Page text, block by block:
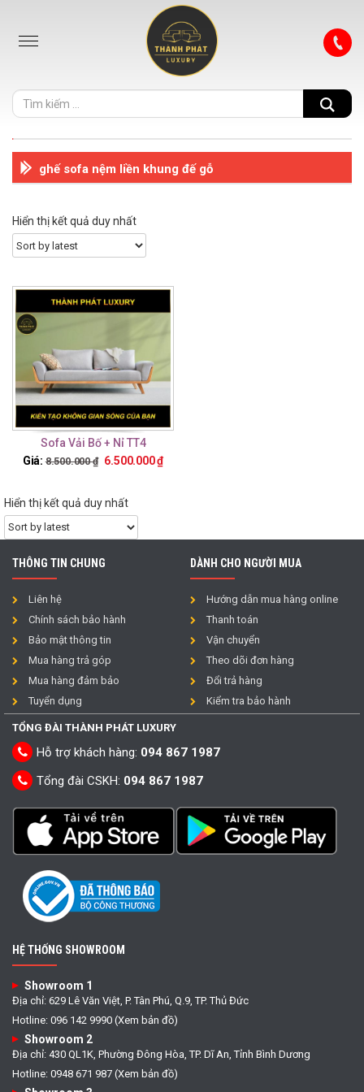
ghế sofa nệm liền khung đế gỗ
Hiển thị kết quả duy nhất
Sofa Vải Bố + Nỉ TT4
Giá: 8.500.000₫ 6.500.000₫
Hiển thị kết quả duy nhất
THÔNG TIN CHUNG
Liên hệ
Chính sách bảo hành
Bảo mật thông tin
Mua hàng trả góp
Mua hàng đảm bảo
Tuyển dụng
DÀNH CHO NGƯỜI MUA
Hướng dẫn mua hàng online
Thanh toán
Vận chuyển
Theo dõi đơn hàng
Đổi trả hàng
Kiểm tra bảo hành
TỔNG ĐÀI THÀNH PHÁT LUXURY
Hỗ trợ khách hàng: 094 867 1987
Tổng đài CSKH: 094 867 1987
HỆ THỐNG SHOWROOM
Showroom 1
Địa chỉ: 629 Lê Văn Việt, P. Tân Phú, Q.9, TP. Thủ Đức
Hotline: 096 142 9990 (Xem bản đồ)
Showroom 2
Địa chỉ: 430 QL1K, Phường Đông Hòa, TP. Dĩ An, Tỉnh Bình Dương
Hotline: 0948 671 987 (Xem bản đồ)